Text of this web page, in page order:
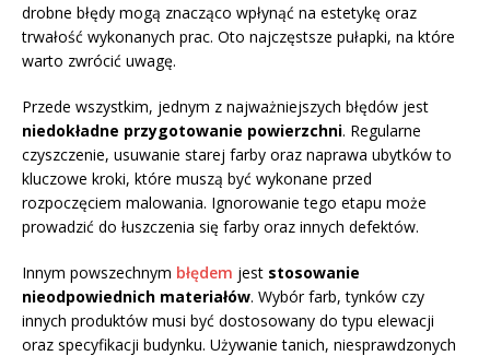
drobne błędy mogą znacząco wpłynąć na estetykę oraz
trwałość wykonanych prac. Oto najczęstsze pułapki, na które
warto zwrócić uwagę.
Przede wszystkim, jednym z najważniejszych błędów jest
niedokładne przygotowanie powierzchni. Regularne
czyszczenie, usuwanie starej farby oraz naprawa ubytków to
kluczowe kroki, które muszą być wykonane przed
rozpoczęciem malowania. Ignorowanie tego etapu może
prowadzić do łuszczenia się farby oraz innych defektów.
Innym powszechnym błędem jest stosowanie
nieodpowiednich materiałów. Wybór farb, tynków czy
innych produktów musi być dostosowany do typu elewacji
oraz specyfikacji budynku. Używanie tanich, niesprawdzonych